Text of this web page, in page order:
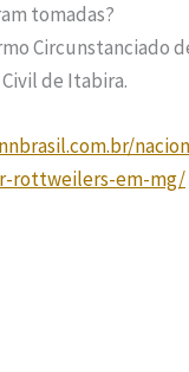
tomadas?
Circunstanciado
Civil de Itabira.
rottweilers-em-mg/